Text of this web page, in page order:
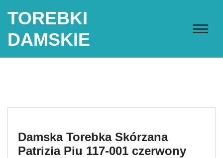
TOREBKI
DAMSKIE
Damska Torebka Skórzana
Patrizia Piu 117-001 czerwony